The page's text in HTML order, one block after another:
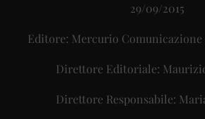
29/09/2015
Editore: Mercurio Comunicazione
Direttore Editoriale:
Direttore Responsabile: